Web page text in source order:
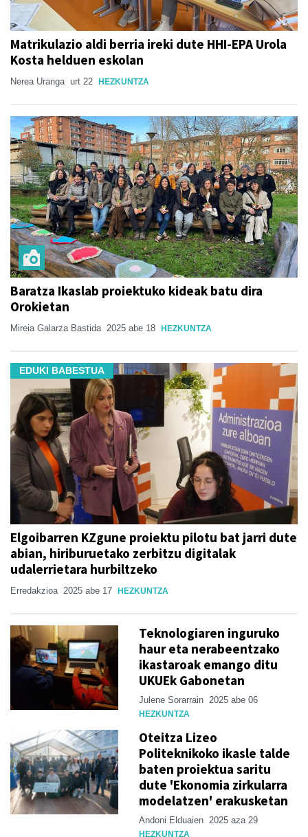
Matrikulazio aldi berria ireki dute HHI-EPA Urola
Kosta helduen eskolan
Nerea Uranga urt 22 HEZKUNTZA
Baratza Ikaslab proiektuko kideak batu dira
Orokietan
Mireia Galarza Bastida 2025 abe 18 HEZKUNTZA
EDUKI BABESTUA
Elgoibarren KZgune proiektu pilotu bat jarri dute
abian, hiriburuetako zerbitzu digitalak
udalerrietara hurbiltzeko
Erredakzioa 2025 abe 17 HEZKUNTZA
Teknologiaren inguruko
haur eta nerabeentzako
ikastaroak emango ditu
UKUEk Gabonetan
Julene Sorarrain 2025 abe 06
HEZKUNTZA
Oteitza Lizeo
Politeknikoko ikasle talde
baten proiektua saritu
dute 'Ekonomia zirkularra
modelatzen' erakusketan
Andoni Elduaien 2025 aza 29
HEZKUNTZA